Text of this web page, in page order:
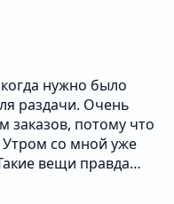
нужно было
раздачи. Очень
заказов, потому что
со мной уже
вещи правда